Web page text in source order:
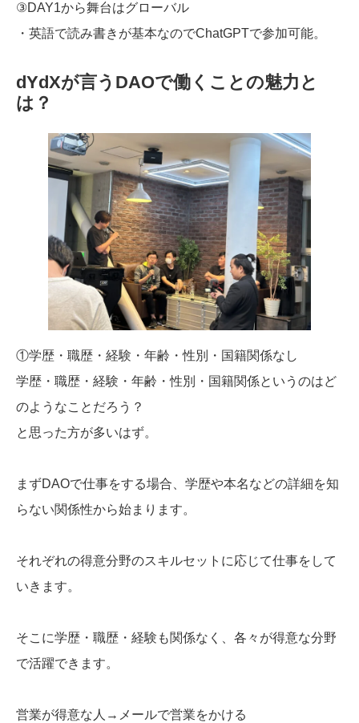
③DAY1から舞台はグローバル
・英語で読み書きが基本なのでChatGPTで参加可能。
dYdXが言うDAOで働くことの魅力と
は？
①学歴・職歴・経験・年齢・性別・国籍関係なし
学歴・職歴・経験・年齢・性別・国籍関係というのはど
のようなことだろう？
と思った方が多いはず。
まずDAOで仕事をする場合、学歴や本名などの詳細を知
らない関係性から始まります。
それぞれの得意分野のスキルセットに応じて仕事をして
いきます。
そこに学歴・職歴・経験も関係なく、各々が得意な分野
で活躍できます。
営業が得意な人→メールで営業をかける